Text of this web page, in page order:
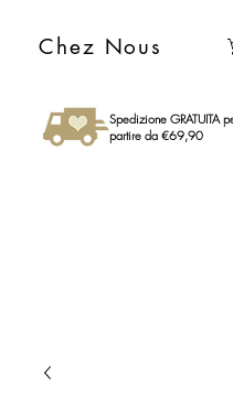
Chez Nous
Spedizione GRATUITA
partire da €69,90